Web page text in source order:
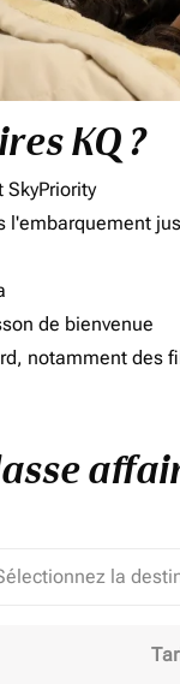
KQ ?
l'embarquement
de bienvenue
notamment des